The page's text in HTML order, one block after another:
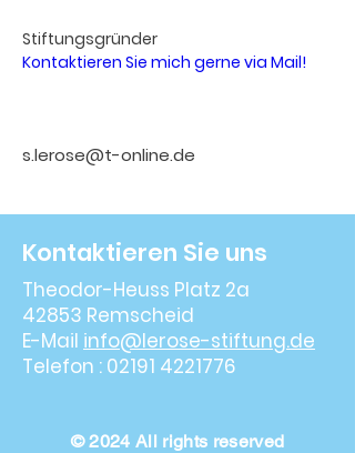
Stiftungsgründer
Kontaktieren Sie mich gerne via Mail!
s.lerose@t-online.de
Kontaktieren Sie uns
Theodor-Heuss Platz 2a
42853 Remscheid
E-Mail info@lerose-stiftung.de
Telefon : 02191 4221776
© 2024 All rights reserved